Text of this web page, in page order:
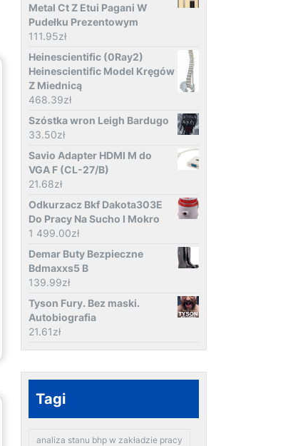
Metal Ct Z Etui Pagani W
Pudełku Prezentowym
111.95zł
Heinescientific (0Ray2)
Heinescientific Model Kręgów
Z Miednicą
468.39zł
Szóstka wron Leigh Bardugo
33.50zł
Savio Adapter HDMI M do
VGA F (CL-27/B)
21.68zł
Odkurzacz Bkf Dakota303E
Do Pracy Na Sucho I Mokro
1 499.00zł
Demar Buty Bezpieczne
Bdmaxxs5 B
139.99zł
Tyson Fury. Bez maski.
Autobiografia
21.61zł
Tagi
analiza stanu bhp w zakładzie pracy